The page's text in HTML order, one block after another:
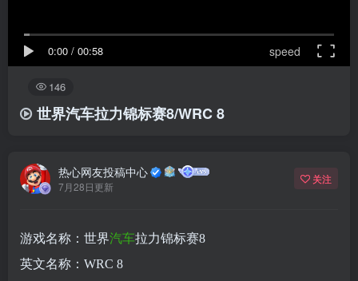
0:00 / 00:58 speed
146
世界汽车拉力锦标赛8/WRC 8
热心网友投稿中心
7月28日更新
关注
游戏名称：世界汽车拉力锦标赛8
英文名称：WRC 8